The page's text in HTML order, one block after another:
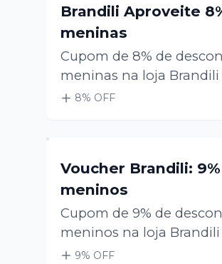
Brandili Aproveite
meninas
Cupom de 8% de
meninas na loja Brandili
8% OFF
Voucher Brandili:
meninos
Cupom de 9% de
meninos na loja Brandili
9% OFF